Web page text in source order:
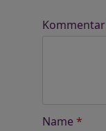
Kommentar
Name *